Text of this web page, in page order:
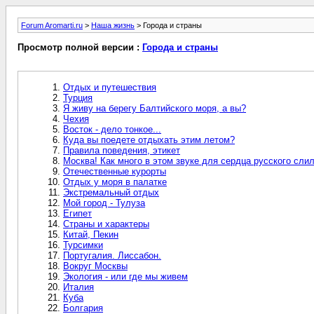
Forum Aromarti.ru > Наша жизнь > Города и страны
Просмотр полной версии : Города и страны
Отдых и путешествия
Турция
Я живу на берегу Балтийского моря, а вы?
Чехия
Восток - дело тонкое...
Куда вы поедете отдыхать этим летом?
Правила поведения, этикет
Москва! Как много в этом звуке для сердца русского
Отечественные курорты
Отдых у моря в палатке
Экстремальный отдых
Мой город - Тулуза
Египет
Страны и характеры
Китай, Пекин
Турсимки
Португалия. Лиссабон.
Вокруг Москвы
Экология - или где мы живем
Италия
Куба
Болгария